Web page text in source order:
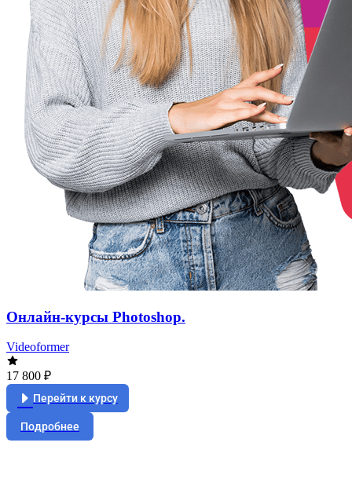
Онлайн-курсы Photoshop.
Videoformer
17 800 ₽
Перейти к курсу
Подробнее